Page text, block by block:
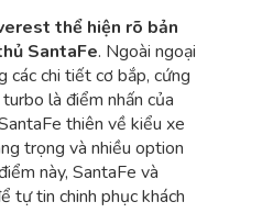
thể hiện rõ bản
SantaFe. Ngoài ngoại
các chi tiết cơ bắp, cứng
là điểm nhấn của
thiên về kiểu xe
trọng và nhiều option
này, SantaFe và
tự tin chinh phục khách